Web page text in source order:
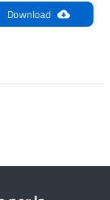
Download